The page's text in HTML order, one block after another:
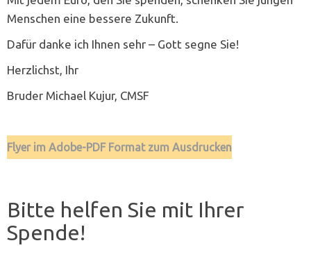
Menschen eine bessere Zukunft.
Dafür danke ich Ihnen sehr – Gott segne Sie!
Herzlichst, Ihr
Bruder Michael Kujur, CMSF
Flyer im Adobe-PDF Format zum Ausdrucken
Bitte helfen Sie mit Ihrer
Spende!